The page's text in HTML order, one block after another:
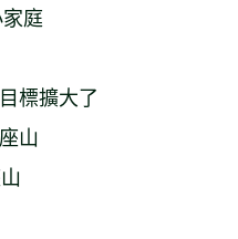
庭
標擴大了
山